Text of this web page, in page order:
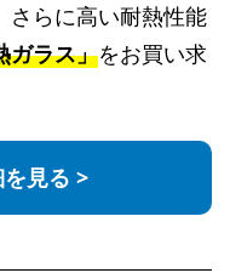
さらに高い耐熱性能
ガラス」をお買い求
見る >